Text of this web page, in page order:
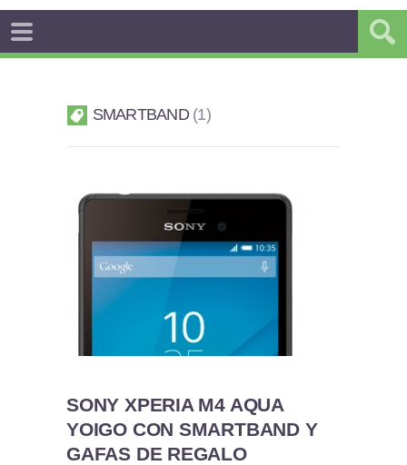
SMARTBAND 1
SONY XPERIA M4 AQUA
YOIGO CON SMARTBAND Y
GAFAS DE REGALO